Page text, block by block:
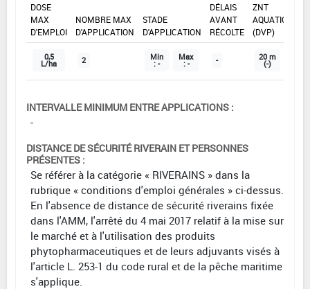
DOSE
MAX
D'EMPLOI
NOMBRE MAX
D'APPLICATION
STADE
D'APPLICATION
DÉLAIS
AVANT
RÉCOLTE
ZNT
AQUATIQUE
(DVP)
0,5
L/ha 2 Min
: -
Max
: - - 20 m
(-)
INTERVALLE MINIMUM ENTRE APPLICATIONS :
-
DISTANCE DE SÉCURITÉ RIVERAIN ET PERSONNES
PRÉSENTES :
Se référer à la catégorie « RIVERAINS » dans la
rubrique « conditions d'emploi générales » ci-dessus.
En l'absence de distance de sécurité riverains fixée
dans l'AMM, l'arrêté du 4 mai 2017 relatif à la mise sur
le marché et à l'utilisation des produits
phytopharmaceutiques et de leurs adjuvants visés à
l'article L. 253-1 du code rural et de la pêche maritime
s'applique.